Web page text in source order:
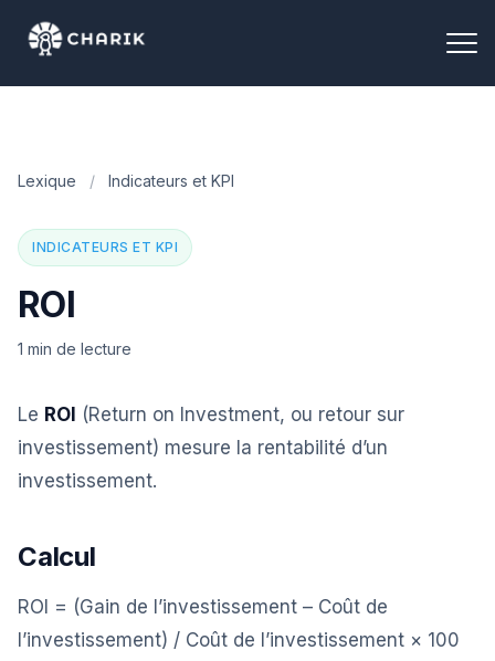
Lexique / Indicateurs et KPI
INDICATEURS ET KPI
ROI
1 min de lecture
Le ROI (Return on Investment, ou retour sur
investissement) mesure la rentabilité d’un
investissement.
Calcul
ROI = (Gain de l’investissement – Coût de
l’investissement) / Coût de l’investissement × 100